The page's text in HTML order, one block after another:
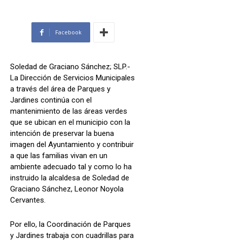
Facebook
Soledad de Graciano Sánchez; SLP.-
La Dirección de Servicios Municipales
a través del área de Parques y
Jardines continúa con el
mantenimiento de las áreas verdes
que se ubican en el municipio con la
intención de preservar la buena
imagen del Ayuntamiento y contribuir
a que las familias vivan en un
ambiente adecuado tal y como lo ha
instruido la alcaldesa de Soledad de
Graciano Sánchez, Leonor Noyola
Cervantes.
Por ello, la Coordinación de Parques
y Jardines trabaja con cuadrillas para